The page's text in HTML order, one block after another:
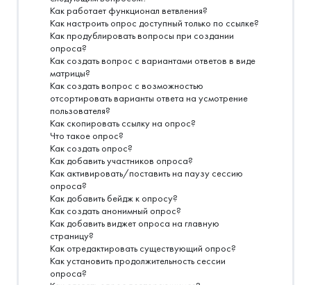
Как работает функционал ветвления?
Как настроить опрос доступный только по ссылке?
Как продублировать вопросы при создании
опроса?
Как создать вопрос с вариантами ответов в виде
матрицы?
Как создать вопрос с возможностью
отсортировать варианты ответа на усмотрение
пользователя?
Как скопировать ссылку на опрос?
Что такое опрос?
Как создать опрос?
Как добавить участников опроса?
Как активировать/поставить на паузу сессию
опроса?
Как добавить бейдж к опросу?
Как создать анонимный опрос?
Как добавить виджет опроса на главную
страницу?
Как отредактировать существующий опрос?
Как установить продолжительность сессии
опроса?